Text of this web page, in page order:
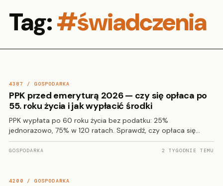
Tag:#świadczenia
4387 / GOSPODARKA
PPK przed emeryturą 2026 — czy się opłaca po
55. roku życia i jak wypłacić środki
PPK wypłata po 60 roku życia bez podatku: 25%
jednorazowo, 75% w 120 ratach. Sprawdź, czy opłaca się…
GOSPODARKA 2 TYGODNIE TEMU
4200 / GOSPODARKA